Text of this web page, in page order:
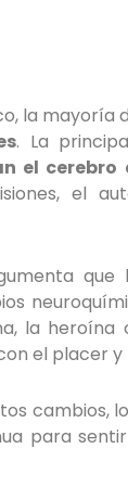
la mayoría
. La
el
el
que
la
el placer
cambios,
para